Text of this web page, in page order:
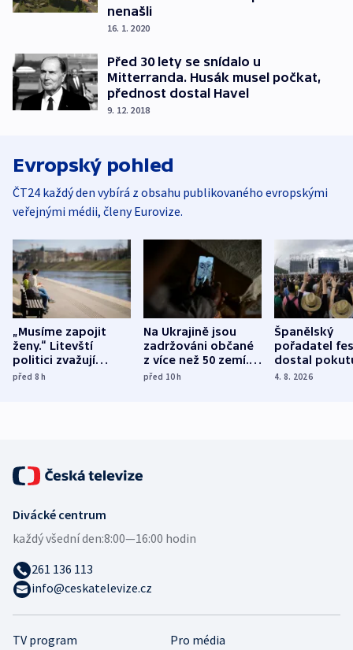
nenašli
16. 1. 2020
Před 30 lety se snídalo u
Mitterranda. Husák musel počkat,
přednost dostal Havel
9. 12. 2018
Evropský pohled
ČT24 každý den vybírá z obsahu publikovaného evropskými
veřejnými médii, členy Eurovize.
„Musíme zapojit
ženy.“ Litevští
politici zvažují
dohodu o
před 8h
Na Ukrajině jsou
zadržováni občané
z více než 50 zemí.
Bojovali na straně
před 10h
Španělský
pořadatel
dostal
nekalé
4. 8. 2026
TV program
Pro média
Divácké centrum
každý všední den:8:00—16:00 hodin
261 136 113
info@ceskatelevize.cz